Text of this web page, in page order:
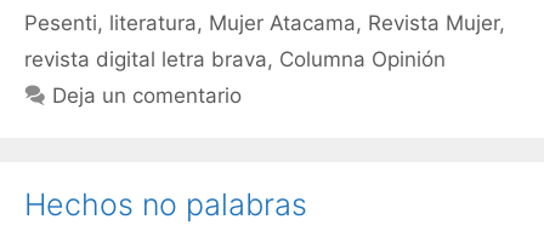
Pesenti, literatura, Mujer Atacama, Revista Mujer,
revista digital letra brava, Columna Opinión
Deja un comentario
Hechos no palabras